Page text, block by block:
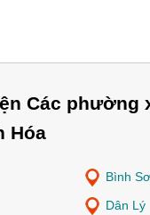
Các phường
Hóa
Bình
Dân Lý